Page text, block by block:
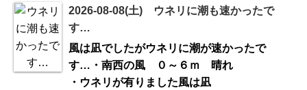
2026-08-08(土) ウネリに潮も速かったで
す…
風は凪でしたがウネリに潮が速かったで
す…・南西の風 ０～６ｍ 晴れ
・ウネリが有りました風は凪